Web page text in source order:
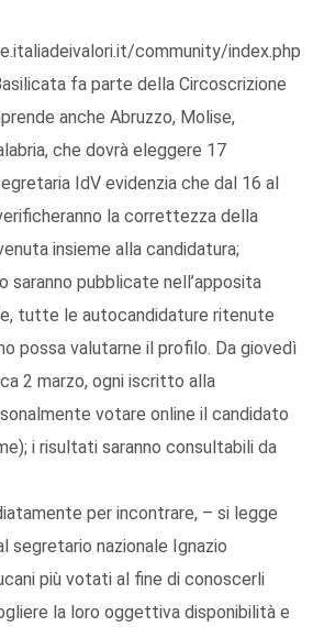
community/index.php
fa parte della Circoscrizione
anche Abruzzo, Molise,
che dovrà eleggere 17
IdV evidenzia che dal 16 al
la correttezza della
insieme alla candidatura;
saranno pubblicate nell’apposita
tutte le autocandidature ritenute
possa valutarne il profilo. Da giovedì
2 marzo, ogni iscritto alla
votare online il candidato
i risultati saranno consultabili da
per incontrare, – si legge
segretario nazionale Ignazio
più votati al fine di conoscerli
la loro oggettiva disponibilità e